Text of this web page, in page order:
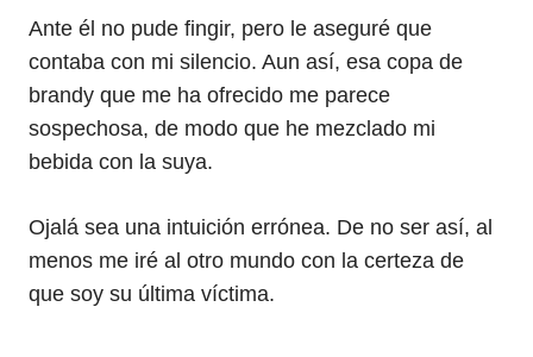
Ante él no pude fingir, pero le aseguré que
contaba con mi silencio. Aun así, esa copa de
brandy que me ha ofrecido me parece
sospechosa, de modo que he mezclado mi
bebida con la suya.
Ojalá sea una intuición errónea. De no ser así, al
menos me iré al otro mundo con la certeza de
que soy su última víctima.